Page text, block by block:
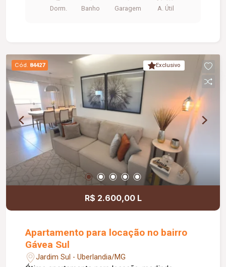
Dorm. Banho Garagem A. Útil
Exclusivo
Cód. 84427
R$ 2.600,00 L
Apartamento para locação no bairro
Gávea Sul
Jardim Sul - Uberlandia/MG